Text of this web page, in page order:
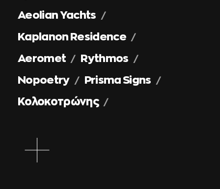
Aeolian Yachts
Kaplanon Residence
Aeromet
Rythmos
Nopoetry
Prisma Signs
Κολοκοτρώνης